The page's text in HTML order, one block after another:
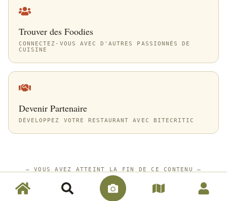
Trouver des Foodies
CONNECTEZ-VOUS AVEC D'AUTRES PASSIONNÉS DE
CUISINE
Devenir Partenaire
DÉVELOPPEZ VOTRE RESTAURANT AVEC BITECRITIC
—VOUS AVEZ ATTEINT LA FIN DE CE CONTENU —